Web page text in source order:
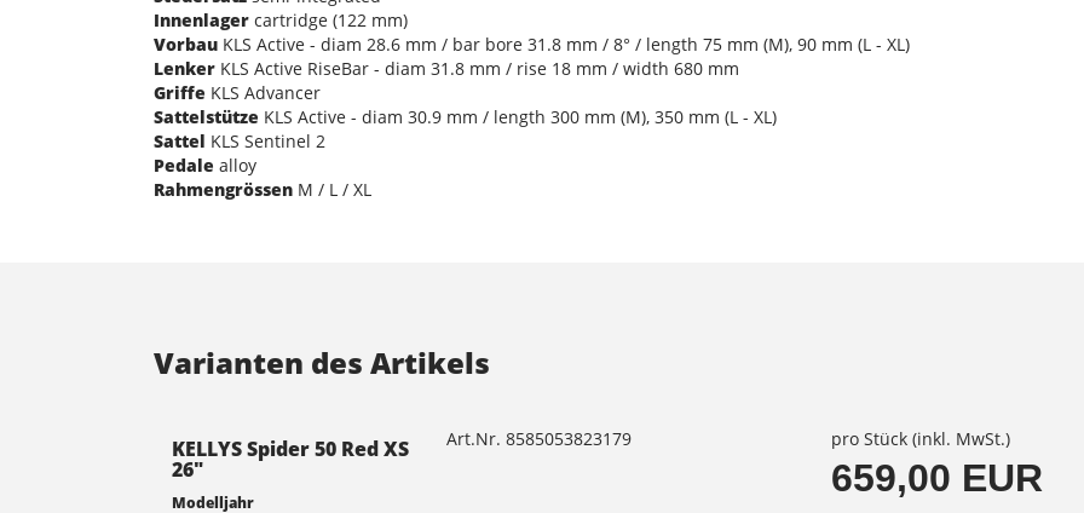
Innenlager cartridge (122 mm)
Vorbau KLS Active - diam 28.6 mm / bar bore 31.8 mm / 8° / length 75 mm (M), 90 mm (L - XL)
Lenker KLS Active RiseBar - diam 31.8 mm / rise 18 mm / width 680 mm
Griffe KLS Advancer
Sattelstütze KLS Active - diam 30.9 mm / length 300 mm (M), 350 mm (L - XL)
Sattel KLS Sentinel 2
Pedale alloy
Rahmengrössen M / L / XL
Varianten des Artikels
KELLYS Spider 50 Red XS
26"
Modelljahr
Art.Nr. 8585053823179 pro Stück (inkl. MwSt.)
659,00 EUR